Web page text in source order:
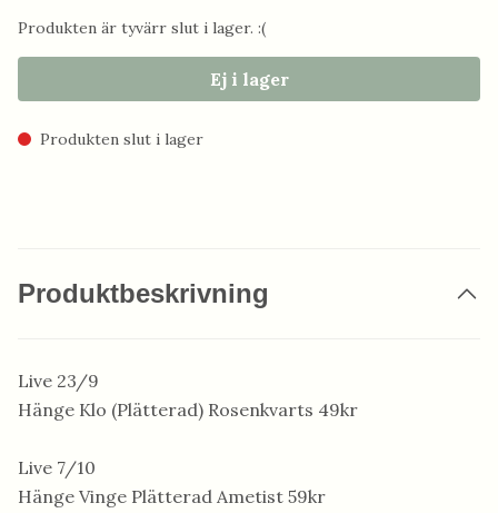
Produkten är tyvärr slut i lager. :(
Ej i lager
Produkten slut i lager
Produktbeskrivning
Live 23/9
Hänge Klo (Plätterad) Rosenkvarts 49kr
Live 7/10
Hänge Vinge Plätterad Ametist 59kr